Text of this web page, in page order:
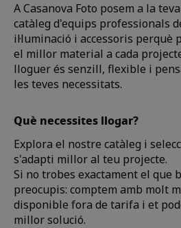
A Casanova Foto posem a la
catàleg d'equips professionals
il·luminació i accessoris
el millor material a cada
lloguer és senzill, flexible i
les teves necessitats.
Què necessites llogar?
Explora el nostre catàleg i
s'adapti millor al teu projecte.
Si no trobes exactament el que
preocupis: comptem amb molt
disponible fora de tarifa i et
millor solució.